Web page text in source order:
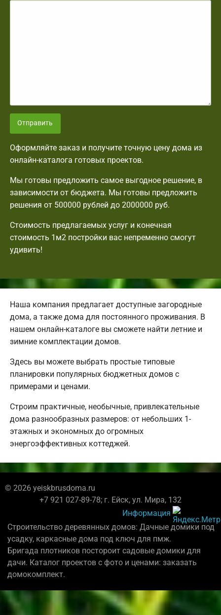
Отправить
Оформляйте заказ и получите точную цену дома из
онлайн-каталога готовых проектов.
Мы готовы предложить самое выгодное решение, в
зависимости от бюджета. Мы готовы предложить
решения от 500000 рублей до 2000000 руб.
Стоимость предлагаемых услуг и конечная
стоимость 1м2 постройки вас непременно смогут
удивить!
Наша компания предлагает доступные загородные
дома, а также дома для постоянного проживания. В
нашем онлайн-каталоге вы сможете найти летние и
зимние комплектации домов.
Здесь вы можете выбрать простые типовые
планировки популярных бюджетных домов с
примерами и ценами.
Строим практичные, необычные, привлекательные
дома разнообразных размеров: от небольших 1-
этажных и экономных до огромных
энергоэффективных коттеджей.
© 2026 yeiskbrusdoma.ru
+7 921 027-89-78; г. Ейск, ул. Мира, 132
Информация
Строительство деревянных домов: Дачные домики под
усадку, каркасные дома под ключ для пмж.
Бригада плотников постороит садовые домики для
дачи. Каталог проектов с фото и ценами: заказать
домокомплект.